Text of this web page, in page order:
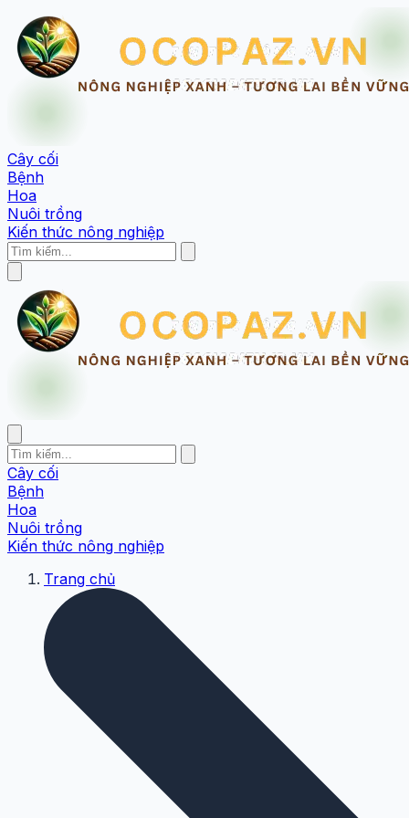
Cây cối
Bệnh
Hoa
Nuôi trồng
Kiến thức nông nghiệp
Cây cối
Bệnh
Hoa
Nuôi trồng
Kiến thức nông nghiệp
Trang chủ